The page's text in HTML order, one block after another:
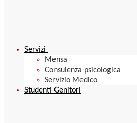
Servizi
Mensa
Consulenza psicologica
Servizio Medico
Studenti-Genitori